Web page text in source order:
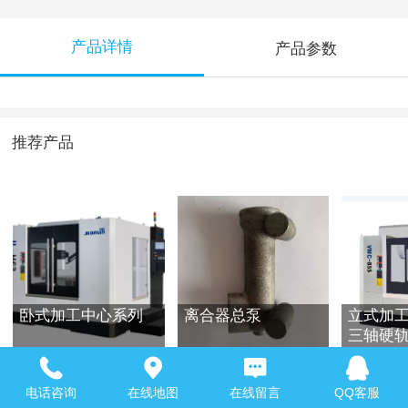
产品详情 产品参数
推荐产品
卧式加工中心系列 离合器总泵
立式加
三轴硬
电话咨询 在线地图 在线留言 QQ客服